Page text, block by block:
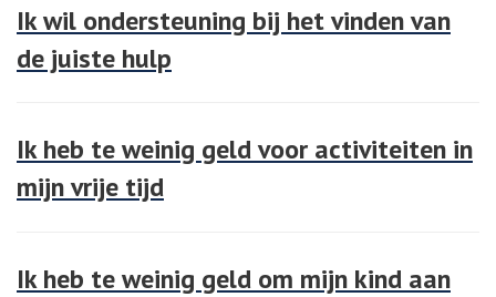
Ik wil ondersteuning bij het vinden van
de juiste hulp
Ik heb te weinig geld voor activiteiten in
mijn vrije tijd
Ik heb te weinig geld om mijn kind aan